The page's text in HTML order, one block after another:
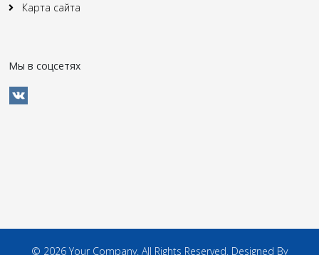
Карта сайта
Мы в соцсетях
© 2026 Your Company. All Rights Reserved. Designed By